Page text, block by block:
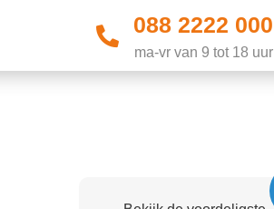
088 2222 000
ma-vr van 9 tot 18 uur